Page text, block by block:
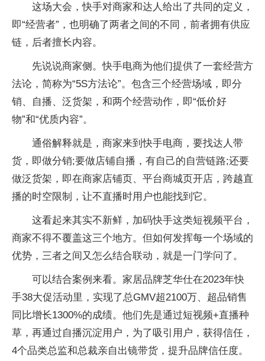
这场大会，快手对商家和达人给出了共同的定义，
即“经营者”，也明确了两者之间的不同，前者拥有供应
链，后者擅长内容。
先说说商家侧。快手电商为他们提供了一套经营方
法论，简称为“5S方法论”。包含三个经营场域，即分
销、自播、泛货架，和两个经营动作，即“低价好
物”和“优质内容”。
通俗解释就是，商家来到快手电商，要找达人带
货，即做分销;要做店铺自播，有自己的自营链路;还要
做泛货架，即在商家店铺页、平台商城页开店，跨越直
播的时空限制，让不直播时用户也能找到它。
这看起来其实不新鲜，加码快手这类短视频平台，
商家不得不覆盖这三个地方。但如何发挥每一个场域的
优势，三者之间又怎么结合联动，就是一门学问了。
可以结合案例来看。家居品牌芝华仕在2023年快
手38大促活动里，实现了总GMV超2100万、超品销售
同比增长1300%的成绩。他们先是通过短视频+直播种
草，再通过自播沉淀用户，为了吸引用户，获得信任，
4个品类总监和总裁亲自出镜带货，提升品牌信任度。